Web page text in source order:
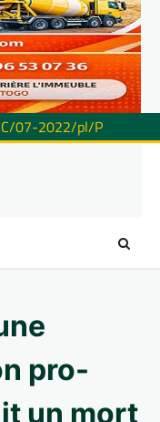
07-2022/pl/P
pro-
un mort